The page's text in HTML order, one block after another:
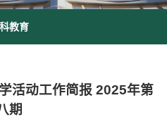
教育
活动工作简报 2025年第
期